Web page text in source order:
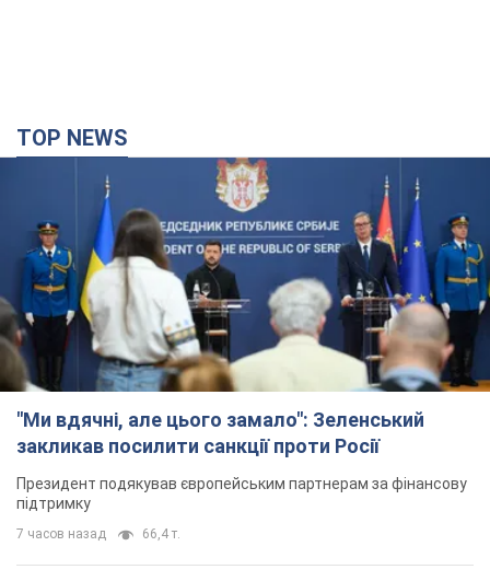
TOP NEWS
"Ми вдячні, але цього замало": Зеленський
закликав посилити санкції проти Росії
Президент подякував європейським партнерам за фінансову
підтримку
7 часов назад 66,4 т.